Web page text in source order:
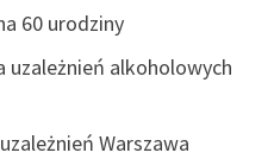
60 urodziny
uzależnień alkoholowych
Warszawa